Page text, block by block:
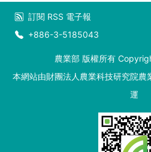
訂閱 RSS 電子報
+886-3-5185043
農業部 版權所有
本網站由財團法人農業科技研究院農
運